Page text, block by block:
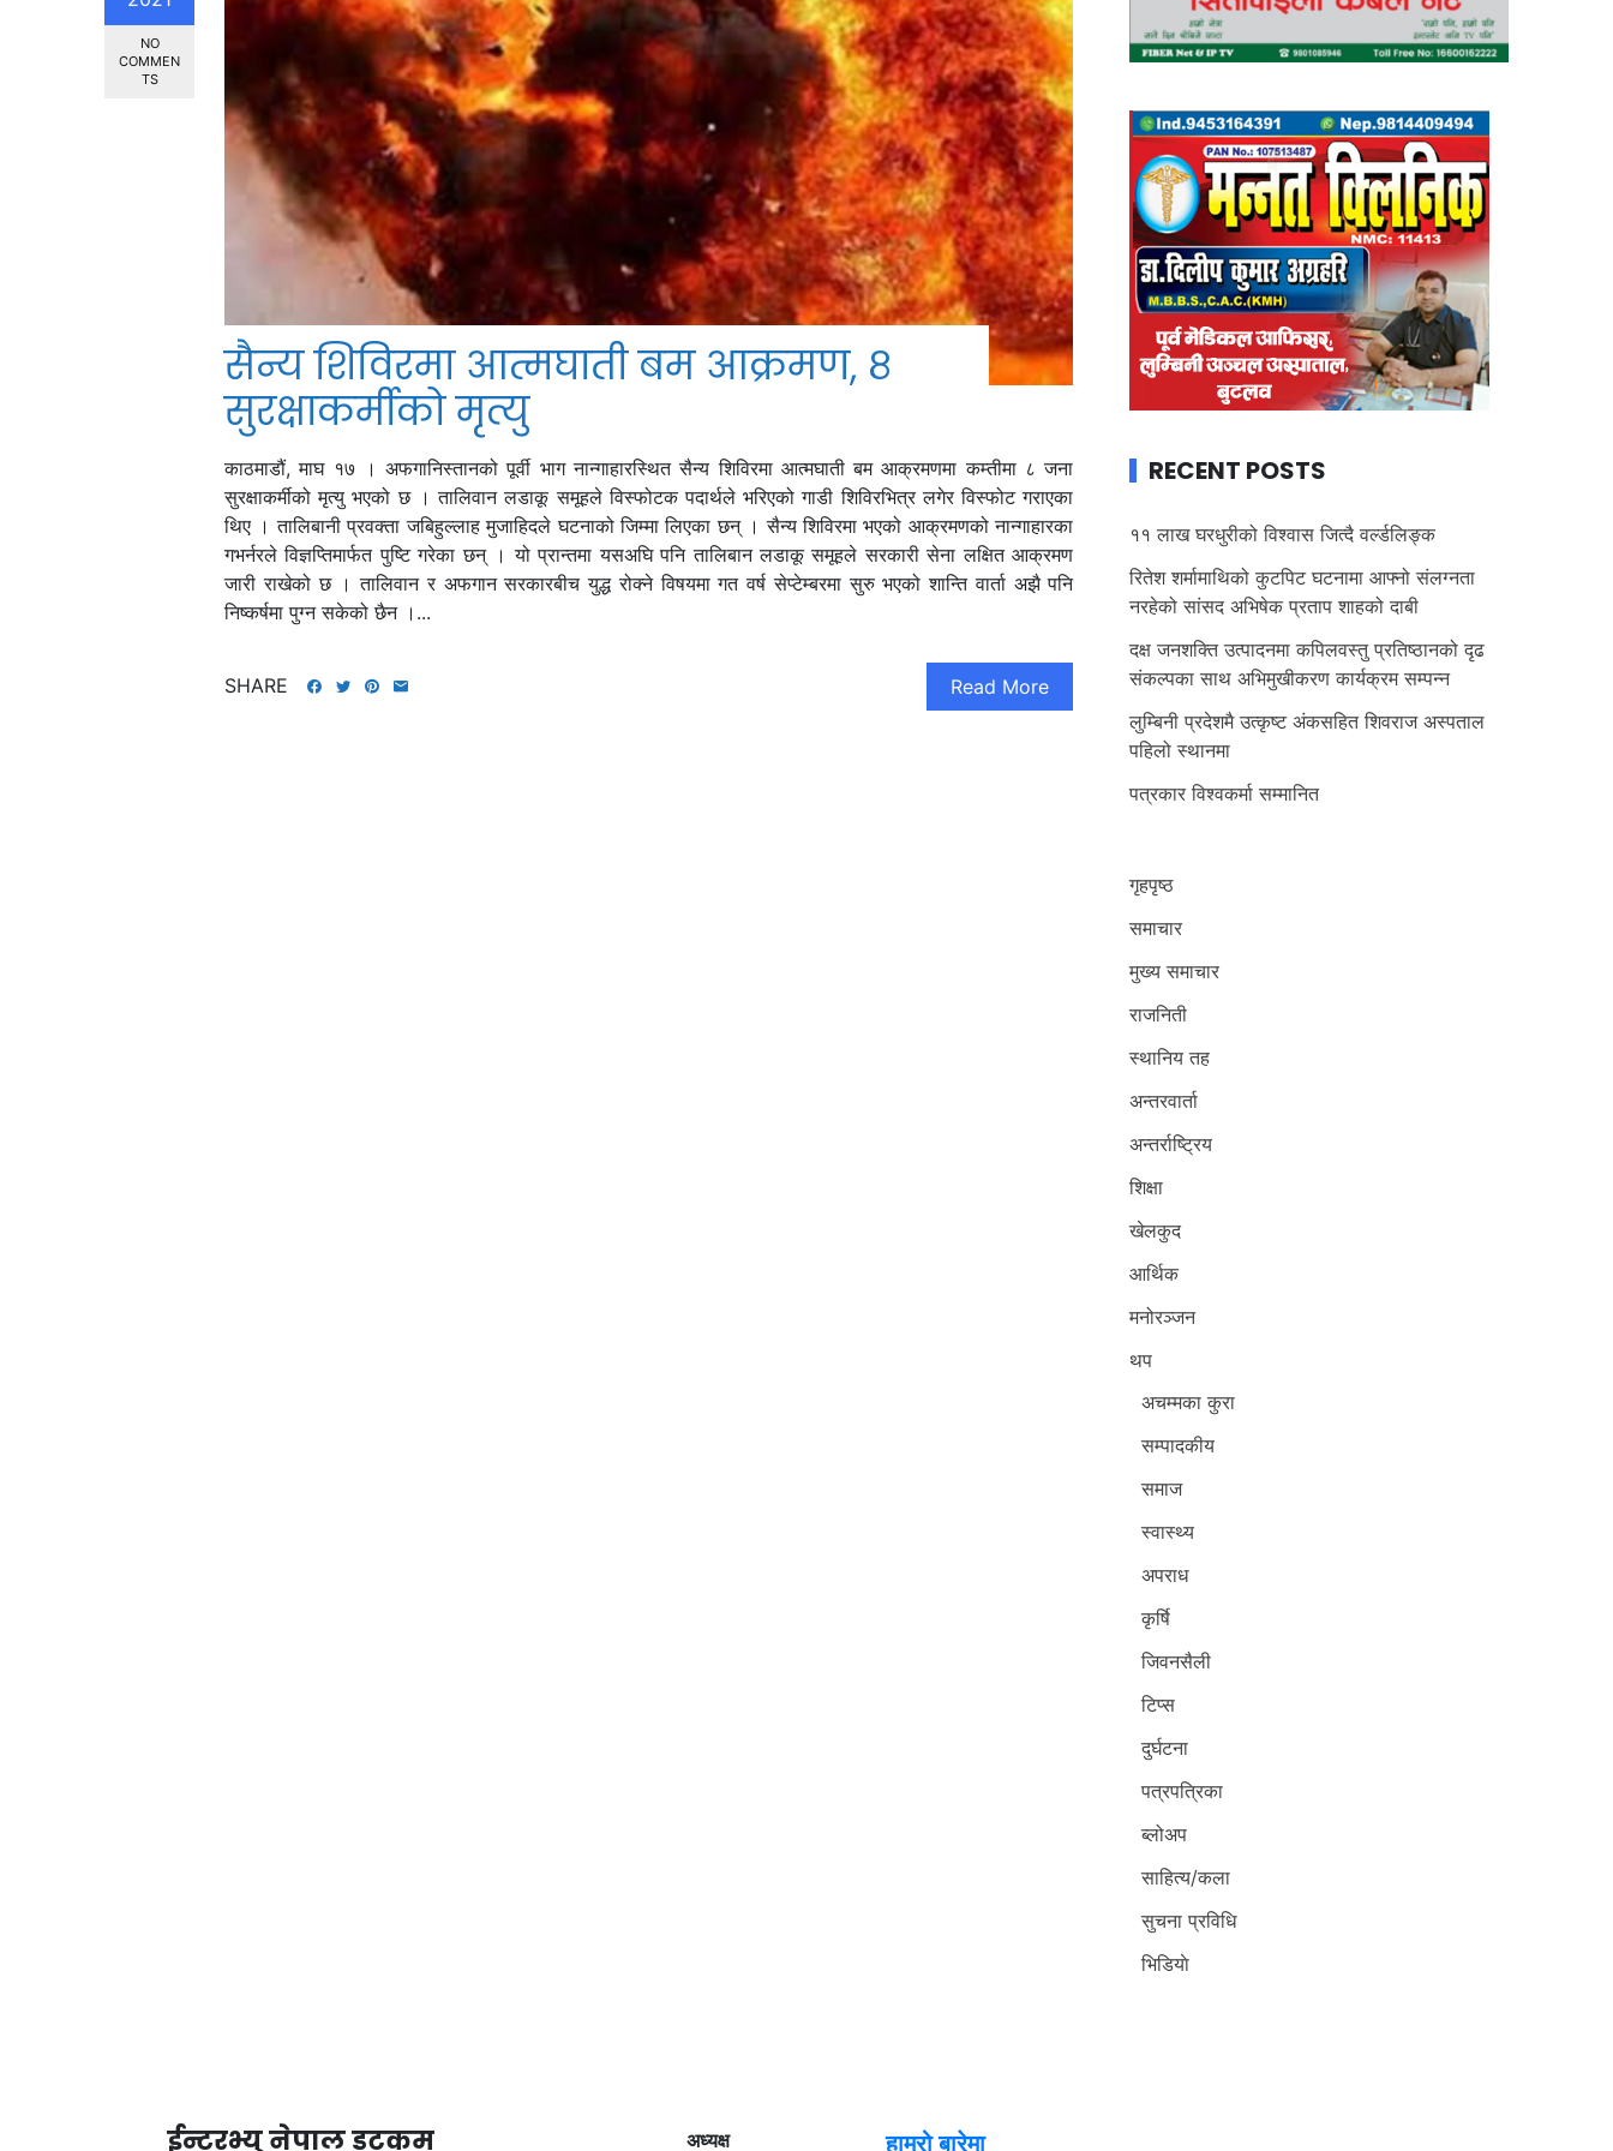
NO
COMMEN
TS
सैन्य शिविरमा आत्मघाती बम आक्रमण, ८
सुरक्षाकर्मीको मृत्यु
काठमाडौं, माघ १७ । अफगानिस्तानको पूर्वी भाग नान्गाहारस्थित सैन्य शिविरमा आत्मघाती बम आक्रमणमा कम्तीमा ८ जना
सुरक्षाकर्मीको मृत्यु भएको छ । तालिवान लडाकू समूहले विस्फोटक पदार्थले भरिएको गाडी शिविरभित्र लगेर विस्फोट गराएका
थिए । तालिबानी प्रवक्ता जबिहुल्लाह मुजाहिदले घटनाको जिम्मा लिएका छन् । सैन्य शिविरमा भएको आक्रमणको नान्गाहारका
गभर्नरले विज्ञप्तिमार्फत पुष्टि गरेका छन् । यो प्रान्तमा यसअघि पनि तालिबान लडाकू समूहले सरकारी सेना लक्षित आक्रमण
जारी राखेको छ । तालिवान र अफगान सरकारबीच युद्ध रोक्ने विषयमा गत वर्ष सेप्टेम्बरमा सुरु भएको शान्ति वार्ता अझै पनि
निष्कर्षमा पुग्न सकेको छैन ।...
Read More
SHARE
RECENT POSTS
११ लाख घरधुरीको विश्वास जित्दै वर्ल्डलिङ्क
रितेश शर्मामाथिको कुटपिट घटनामा आफ्नो संलग्नता
नरहेको सांसद अभिषेक प्रताप शाहको दाबी
दक्ष जनशक्ति उत्पादनमा कपिलवस्तु प्रतिष्ठानको दृढ
संकल्पका साथ अभिमुखीकरण कार्यक्रम सम्पन्न
लुम्बिनी प्रदेशमै उत्कृष्ट अंकसहित शिवराज अस्पताल
पहिलो स्थानमा
पत्रकार विश्वकर्मा सम्मानित
गृहपृष्ठ
समाचार
मुख्य समाचार
राजनिती
स्थानिय तह
अन्तरवार्ता
अन्तर्राष्ट्रिय
शिक्षा
खेलकुद
आर्थिक
मनोरञ्जन
थप
अचम्मका कुरा
सम्पादकीय
समाज
स्वास्थ्य
अपराध
कृर्षि
जिवनसैली
टिप्स
दुर्घटना
पत्रपत्रिका
ब्लोअप
साहित्य/कला
सुचना प्रविधि
भिडियाे
ईन्टरभ्यु नेपाल डटकम अध्यक्ष हाम्रो बारेमा